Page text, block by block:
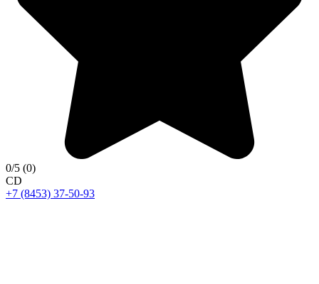
0/5 (0)
CD
+7 (8453) 37-50-93